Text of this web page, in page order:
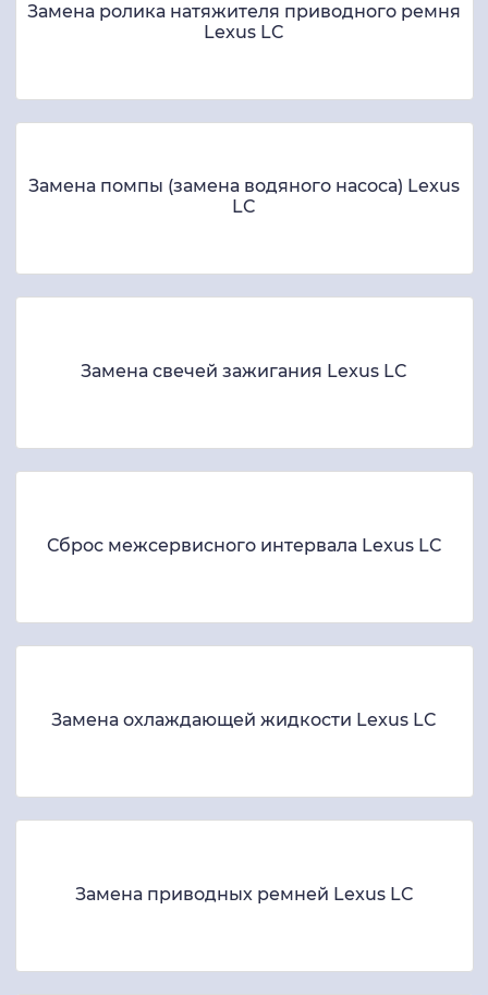
Замена ролика натяжителя приводного ремня
Lexus LC
Замена помпы (замена водяного насоса) Lexus
LC
Замена свечей зажигания Lexus LC
Сброс межсервисного интервала Lexus LC
Замена охлаждающей жидкости Lexus LC
Замена приводных ремней Lexus LC